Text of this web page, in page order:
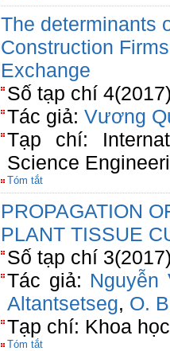
The determinants
Construction
Exchange
Số tạp chí
Tác giả: Vương
Tạp chí:
Science
Tóm tắt
PROPAGATION
PLANT TISSUE
Số tạp chí
Tác giả: Nguyễn
Altantsetseg, O.
Tạp chí: Khoa
Tóm tắt